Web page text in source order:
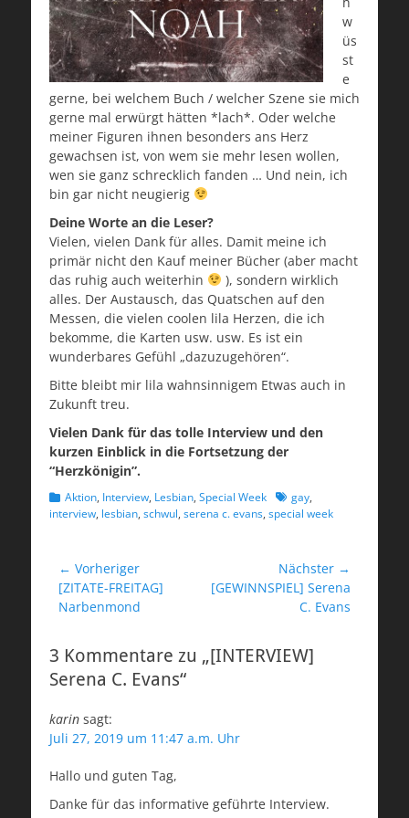
w
üs
st
e
gerne, bei welchem Buch / welcher Szene sie mich
gerne mal erwürgt hätten *lach*. Oder welche
meiner Figuren ihnen besonders ans Herz
gewachsen ist, von wem sie mehr lesen wollen,
wen sie ganz schrecklich fanden … Und nein, ich
bin gar nicht neugierig
Deine Worte an die Leser?
Vielen, vielen Dank für alles. Damit meine ich
primär nicht den Kauf meiner Bücher (aber macht
das ruhig auch weiterhin
), sondern wirklich
alles. Der Austausch, das Quatschen auf den
Messen, die vielen coolen lila Herzen, die ich
bekomme, die Karten usw. usw. Es ist ein
wunderbares Gefühl „dazuzugehören“.
Bitte bleibt mir lila wahnsinnigem Etwas auch in
Zukunft treu.
Vielen Dank für das tolle Interview und den
kurzen Einblick in die Fortsetzung der
“Herzkönigin”.
Kategorien
Aktion, Interview, Lesbian, Special Week Schlagworte
gay,
interview, lesbian, schwul, serena c. evans, special week
Beitragsnavigation
← Vorheriger
Vorheriger
Beitrag:
[ZITATE-FREITAG]
Narbenmond
Nächster →
Nächster
[GEWINNSPIEL] Serena
C. Evans
3 Kommentare zu „[INTERVIEW]
Serena C. Evans“
karin sagt:
Juli 27, 2019 um 11:47 a.m. Uhr
Hallo und guten Tag,
Danke für das informative geführte Interview.